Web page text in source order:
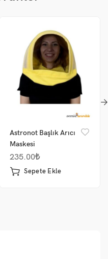
Astronot Başlık Arıcı
Maskesi
235.00₺
Sepete Ekle